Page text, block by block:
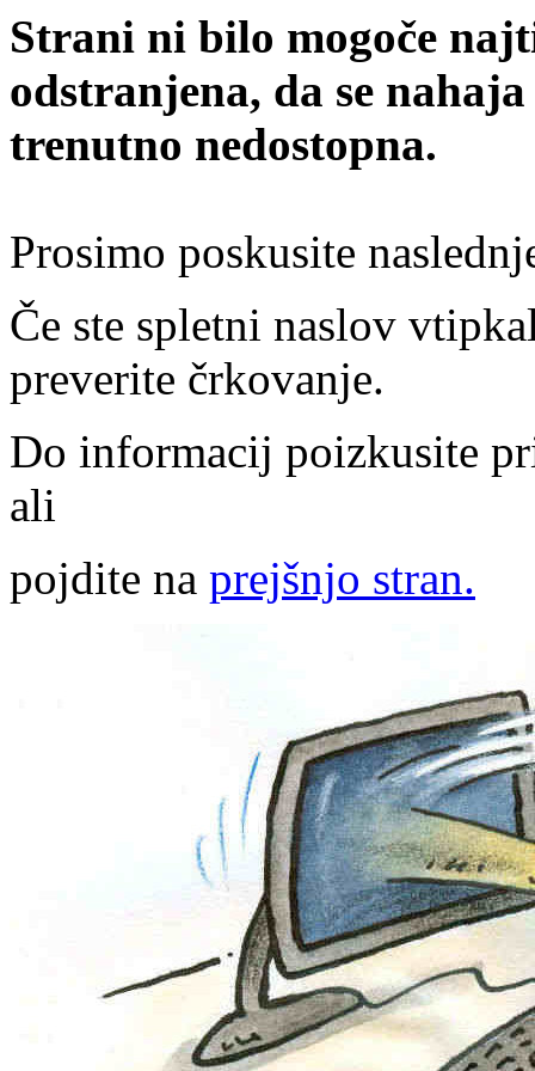
Strani ni bilo mogoče
odstranjena, da se
trenutno nedostopna.
Prosimo poskusite
Če ste spletni naslov
preverite črkovanje.
Do informacij poizkusite
ali
pojdite na prejšnjo stran.